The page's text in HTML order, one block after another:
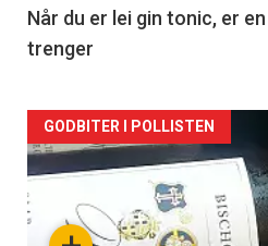
2
Når du er lei gin tonic, er
trenger
Forsiden
akkurat
nå
GODBITER I POLLISTEN